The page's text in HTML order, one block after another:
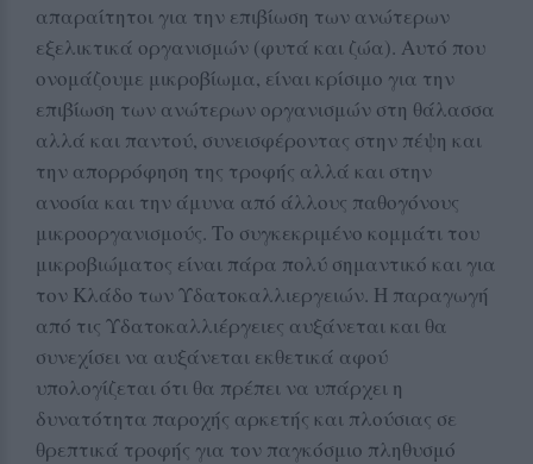
απαραίτητοι για την επιβίωση των ανώτερων
εξελικτικά οργανισμών (φυτά και ζώα). Αυτό που
ονομάζουμε μικροβίωμα, είναι κρίσιμο για την
επιβίωση των ανώτερων οργανισμών στη θάλασσα
αλλά και παντού, συνεισφέροντας στην πέψη και
την απορρόφηση της τροφής αλλά και στην
ανοσία και την άμυνα από άλλους παθογόνους
μικροοργανισμούς. Το συγκεκριμένο κομμάτι του
μικροβιώματος είναι πάρα πολύ σημαντικό και για
τον Κλάδο των Υδατοκαλλιεργειών. Η παραγωγή
από τις Υδατοκαλλιέργειες αυξάνεται και θα
συνεχίσει να αυξάνεται εκθετικά αφού
υπολογίζεται ότι θα πρέπει να υπάρχει η
δυνατότητα παροχής αρκετής και πλούσιας σε
θρεπτικά τροφής για τον παγκόσμιο πληθυσμό